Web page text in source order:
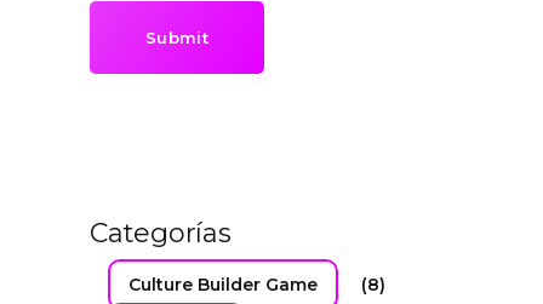
Submit
Categorías
Culture Builder Game (8)